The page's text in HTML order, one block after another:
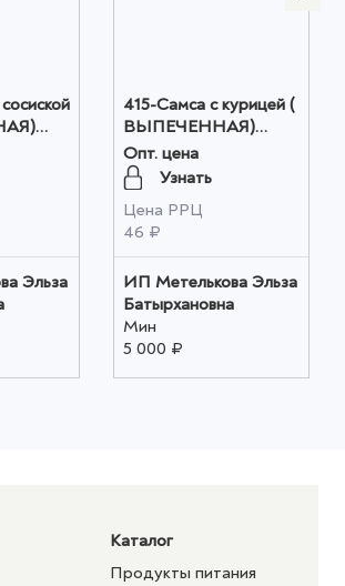
Эльза
415-Самса с курицей (
ВЫПЕЧЕННАЯ)
(24*0,100кг) оптом
Опт. цена
Узнать
Цена РРЦ
46 ₽
ИП Метелькова Эльза
Батырхановна
Мин
5 000 ₽
Каталог
Продукты питания